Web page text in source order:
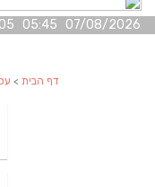
07/08/2026 05:45 05
דף הבית >